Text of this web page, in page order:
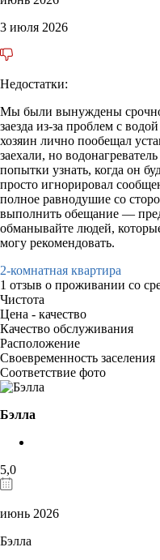
3 июля 2026
Недостатки:
Мы были вынуждены срочно
заезда из-за проблем с
хозяин лично пообещал
заехали, но
попытки узнать, когда он
просто игнорировал
полное равнодушие со
выполнить обещание —
обманывайте людей,
могу рекомендовать.
2-комнатная квартира
1 отзыв о проживании со
Чистота
Цена - качество
Качество обслуживания
Расположение
Своевременность заселения
Соответствие фото
Бэлла
5,0
июнь 2026
Бэлла